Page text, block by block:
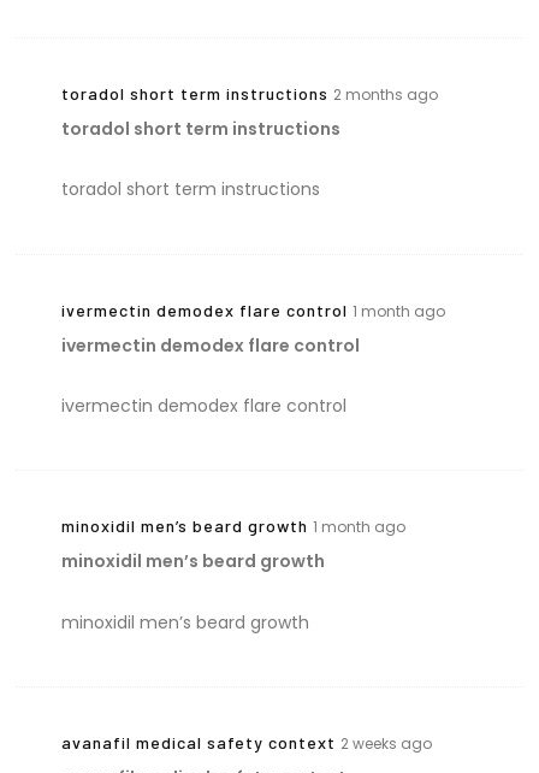
toradol short term instructions 2 months ago
toradol short term instructions
toradol short term instructions
ivermectin demodex flare control 1 month ago
ivermectin demodex flare control
ivermectin demodex flare control
minoxidil men’s beard growth 1 month ago
minoxidil men’s beard growth
minoxidil men’s beard growth
avanafil medical safety context 2 weeks ago